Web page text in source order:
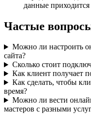
данные
Частые
Можно ли настроить
сайта?
Сколько стоит
Как клиент получает
Как сделать, чтобы
время?
Можно ли вести
мастеров с разными